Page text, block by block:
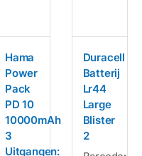
Hama
Power
Pack
PD 10
10000mAh
3
Uitgangen:
Duracell
Batterij
Lr44
Large
Blister
2